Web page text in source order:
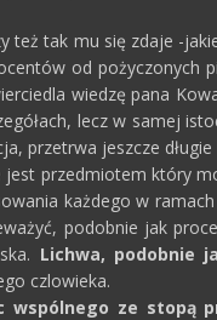
też tak mu się zdaje -
od pożyczonych
wiedzę pana
lecz w samej
przetrwa jeszcze długie
przedmiotem który
każdego w
podobnie jak
Lichwa, podobnie
czlowieka.
wspólnego ze stopą